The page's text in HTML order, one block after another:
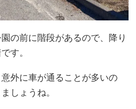
の前に階段があるので、降り
す。
外に車が通ることが多いの
しょうね。